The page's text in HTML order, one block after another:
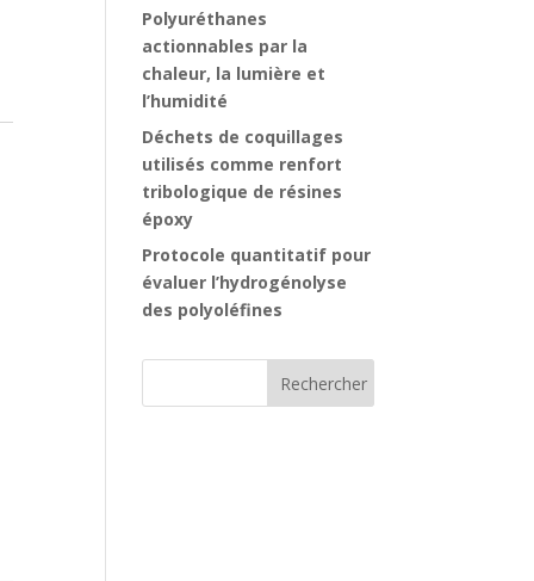
Polyuréthanes
actionnables par la
chaleur, la lumière et
l’humidité
Déchets de coquillages
utilisés comme renfort
tribologique de résines
époxy
Protocole quantitatif pour
évaluer l’hydrogénolyse
des polyoléfines